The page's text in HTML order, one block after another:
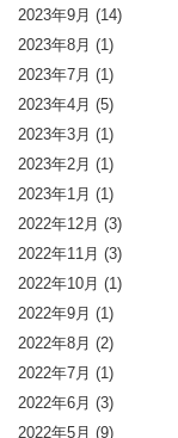
2023年9月 (14)
2023年8月 (1)
2023年7月 (1)
2023年4月 (5)
2023年3月 (1)
2023年2月 (1)
2023年1月 (1)
2022年12月 (3)
2022年11月 (3)
2022年10月 (1)
2022年9月 (1)
2022年8月 (2)
2022年7月 (1)
2022年6月 (3)
2022年5月 (9)